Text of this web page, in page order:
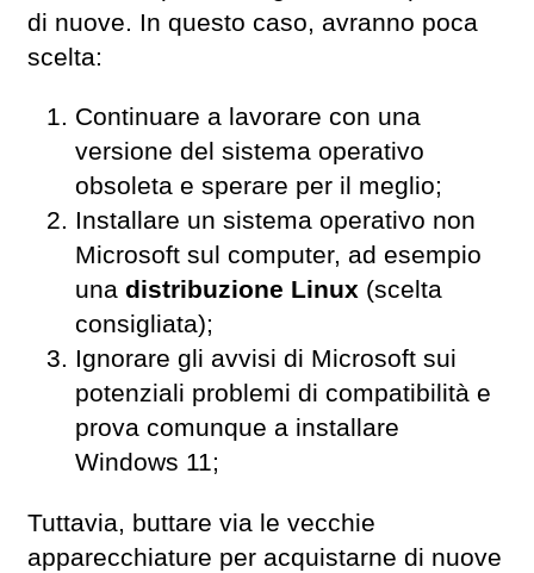
di nuove. In questo caso, avranno poca
scelta:
Continuare a lavorare con una
versione del sistema operativo
obsoleta e sperare per il meglio;
Installare un sistema operativo non
Microsoft sul computer, ad esempio
una distribuzione Linux (scelta
consigliata);
Ignorare gli avvisi di Microsoft sui
potenziali problemi di compatibilità e
prova comunque a installare
Windows 11;
Tuttavia, buttare via le vecchie
apparecchiature per acquistarne di nuove